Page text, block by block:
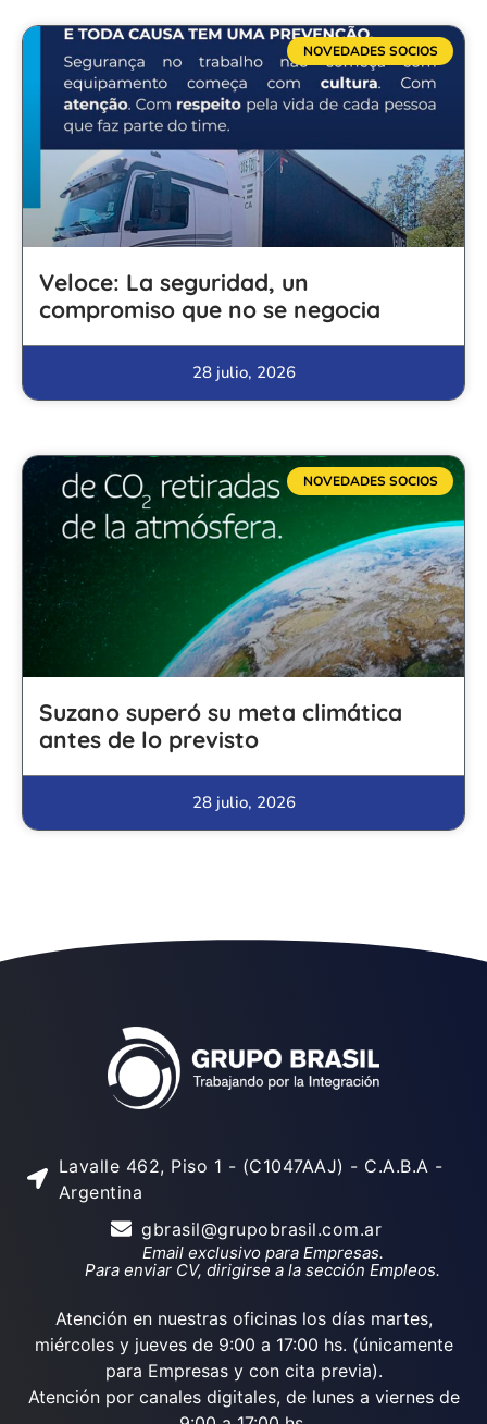
NOVEDADES SOCIOS
Veloce: La seguridad, un
compromiso que no se negocia
28 julio, 2026
NOVEDADES SOCIOS
Suzano superó su meta climática
antes de lo previsto
28 julio, 2026
Lavalle 462, Piso 1 - (C1047AAJ) - C.A.B.A -
Argentina
gbrasil@grupobrasil.com.ar
Email exclusivo para Empresas.
Para enviar CV, dirigirse a la sección Empleos.
Atención en nuestras oficinas los días martes,
miércoles y jueves de 9:00 a 17:00 hs. (únicamente
para Empresas y con cita previa).
Atención por canales digitales, de lunes a viernes de